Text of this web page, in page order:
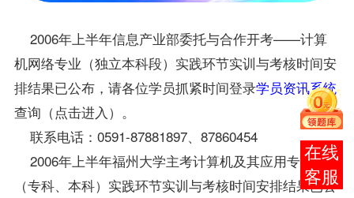
2006年上半年信息产业部委托与合作开考——计算
机网络专业 （独立本科段）实践环节实训与考核时间安
排结果已公布，请各位学员抓紧时间登录学员资讯系统
查询（点击进入）。
联系电话：0591-87881897、87860454
2006年上半年福州大学主考计算机及其应用专业
（专科、本科）实践环节实训与考核时间安排结果已公
在线
客服